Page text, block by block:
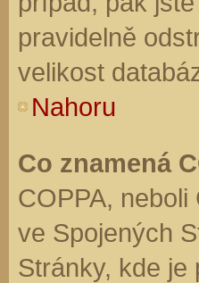
pravidelně
velikost
Nahoru
Co znamená
COPPA,
ve Spojených
Stránky, kde je